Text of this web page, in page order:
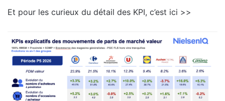
Et pour les curieux du détail des KPI, c’est ici >>